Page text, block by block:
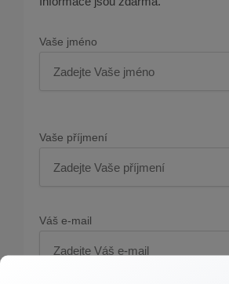
Vaše jméno
Vaše příjmení
Váš e-mail